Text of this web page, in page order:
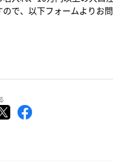
で、以下フォームよりお問